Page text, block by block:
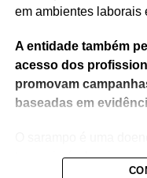
em ambientes laborais
A entidade também
acesso dos
promovam
baseadas em
transmissível, cuja
fundamentalmente, da